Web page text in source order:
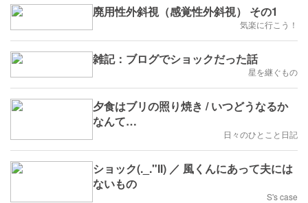
廃用性外斜視（感覚性外斜視） その1
気楽に行こう！
雑記：ブログでショックだった話
星を継ぐもの
夕食はブリの照り焼き / いつどうなるか
なんて…
日々のひとこと日記
ショック‬(._."ll) ／ 風くんにあって夫には
ないもの
S's case